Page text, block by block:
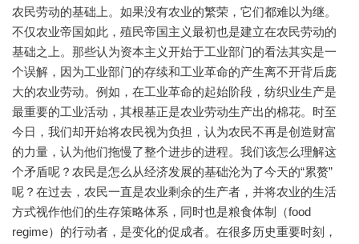
农民劳动的基础上。如果没有农业的繁荣，它们都难以为继。
不仅农业帝国如此，殖民帝国主义最初也是建立在农民劳动的
基础之上。那些认为资本主义开始于工业部门的看法其实是一
个误解，因为工业部门的存续和工业革命的产生离不开背后庞
大的农业劳动。例如，在工业革命的起始阶段，纺织业生产是
最重要的工业活动，其根基正是农业劳动生产出的棉花。时至
今日，我们却开始将农民视为负担，认为农民不再是创造财富
的力量，认为他们拖慢了整个进步的进程。我们该怎么理解这
个矛盾呢？农民是怎么从经济发展的基础沦为了今天的“累赘”
呢？在过去，农民一直是农业剩余的生产者，并将农业的生活
方式视作他们的生存策略体系，同时也是粮食体制（food
regime）的行动者，是变化的促成者。在很多历史重要时刻，